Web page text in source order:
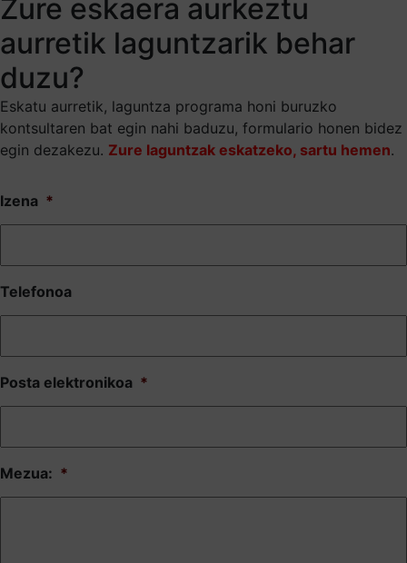
Zure eskaera aurkeztu
aurretik laguntzarik behar
duzu?
Eskatu aurretik, laguntza programa honi buruzko
kontsultaren bat egin nahi baduzu, formulario honen bidez
egin dezakezu. Zure laguntzak eskatzeko, sartu hemen.
Izena *
Telefonoa
Posta elektronikoa *
Mezua: *